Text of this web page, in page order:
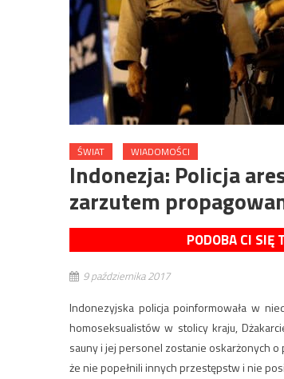
ŚWIAT WIADOMOŚCI
Indonezja: Policja
zarzutem
PODOBA CI SIĘ
9 października 2017
Indonezyjska policja poinformowała w
homoseksualistów w stolicy kraju,
sauny i jej personel zostanie oskarżonych
że nie popełnili innych przestępstw i nie